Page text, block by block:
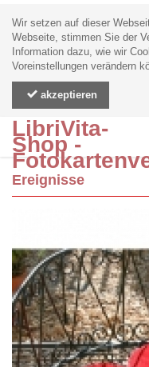
Wir setzen auf dieser
Webseite, stimmen Sie der
Information dazu, wie wir
Voreinstellungen verändern
akzeptieren
LibriVita-
Shop -
Ereignisse